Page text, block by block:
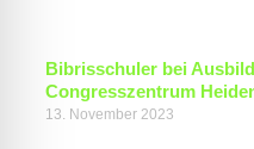
Bibrisschuler bei
Congresszentrum
13. November 2023